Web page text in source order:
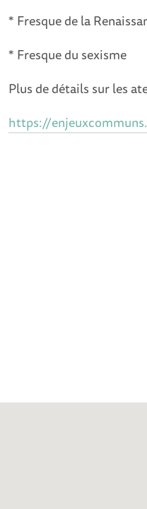
* Fresque de la
* Fresque du sexisme
Plus de détails sur les
https://